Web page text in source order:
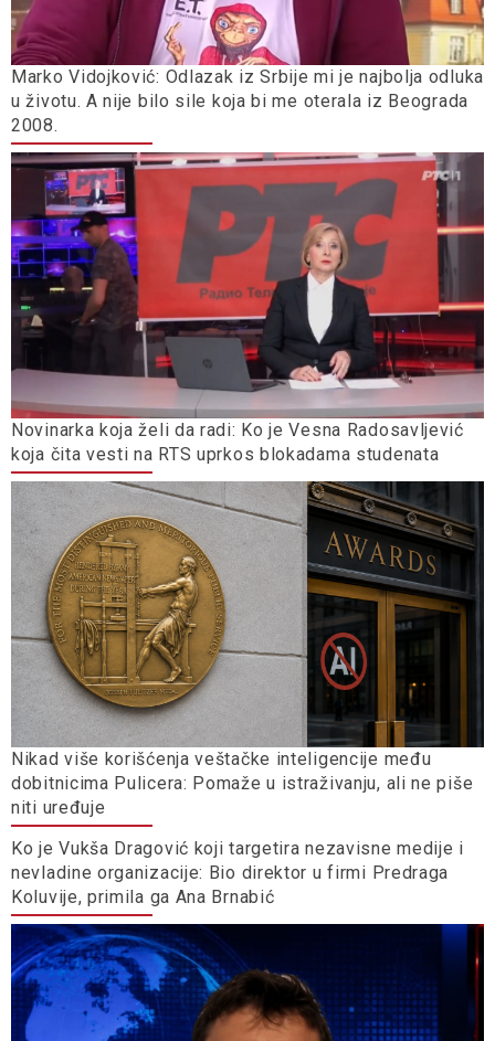
Marko Vidojković: Odlazak iz Srbije mi je najbolja odluka
u životu. A nije bilo sile koja bi me oterala iz Beograda
2008.
Novinarka koja želi da radi: Ko je Vesna Radosavljević
koja čita vesti na RTS uprkos blokadama studenata
Nikad više korišćenja veštačke inteligencije među
dobitnicima Pulicera: Pomaže u istraživanju, ali ne piše
niti uređuje
Ko je Vukša Dragović koji targetira nezavisne medije i
nevladine organizacije: Bio direktor u firmi Predraga
Koluvije, primila ga Ana Brnabić